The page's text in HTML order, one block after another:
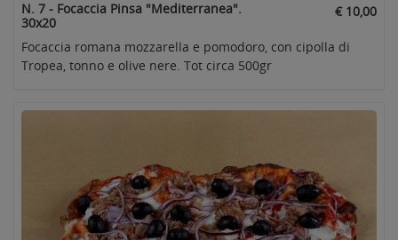
N. 7 - Focaccia Pinsa "Mediterranea".
30x20
€ 10,00
Focaccia romana mozzarella e pomodoro, con cipolla di
Tropea, tonno e olive nere. Tot circa 500gr